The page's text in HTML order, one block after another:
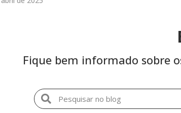
Fique bem informado sobre